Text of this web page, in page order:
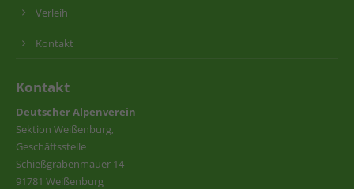
Verleih
Kontakt
Kontakt
Deutscher Alpenverein
Sektion Weißenburg,
Geschäftsstelle
Schießgrabenmauer 14
91781 Weißenburg